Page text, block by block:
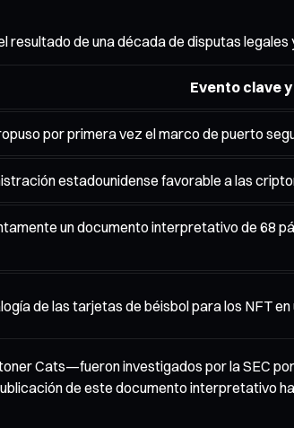
resultado de una década de disputas
Evento clave
por primera vez el marco de puerto
estadounidense favorable a las
un documento interpretativo de 68
de las tarjetas de béisbol para los NFT
Cats—fueron investigados por la SEC
de este documento interpretativo